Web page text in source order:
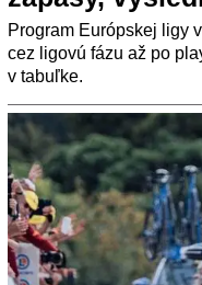
Program Európskej ligy
cez ligovú fázu až po
v tabuľke.